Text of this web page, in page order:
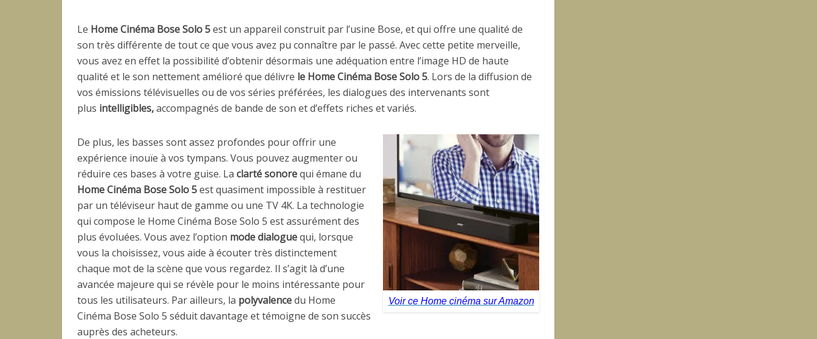
Le Home Cinéma Bose Solo 5est un appareil construit par l’usine Bose, et qui offre une qualité de
son très différente de tout ce que vous avez pu connaître par le passé. Avec cette petite merveille,
vous avez en effet la possibilité d’obtenir désormais une adéquation entre l’image HD de haute
qualité et le son nettement amélioré que délivre le Home Cinéma Bose Solo 5. Lors de la diffusion de
vos émissions télévisuelles ou de vos séries préférées, les dialogues des intervenants sont
plus intelligibles,accompagnés de bande de son et d’effets riches et variés.
Voir ce Home cinéma sur Amazon
De plus, les basses sont assez profondes pour offrir une
expérience inouïe à vos tympans. Vous pouvez augmenter ou
réduire ces bases à votre guise. La clarté sonorequi émane du
Home Cinéma Bose Solo 5est quasiment impossible à restituer
par un téléviseur haut de gamme ou une TV 4K. La technologie
qui compose le Home Cinéma Bose Solo 5 est assurément des
plus évoluées. Vous avez l’option mode dialoguequi, lorsque
vous la choisissez, vous aide à écouter très distinctement
chaque mot de la scène que vous regardez. Il s’agit là d’une
avancée majeure qui se révèle pour le moins intéressante pour
tous les utilisateurs. Par ailleurs, la polyvalencedu Home
Cinéma Bose Solo 5 séduit davantage et témoigne de son succès
auprès des acheteurs.